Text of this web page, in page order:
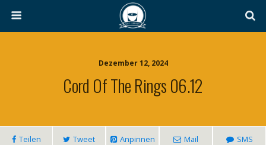
Dezember 12, 2024
Cord Of The Rings 06.12
Teilen Tweet Anpinnen Mail SMS